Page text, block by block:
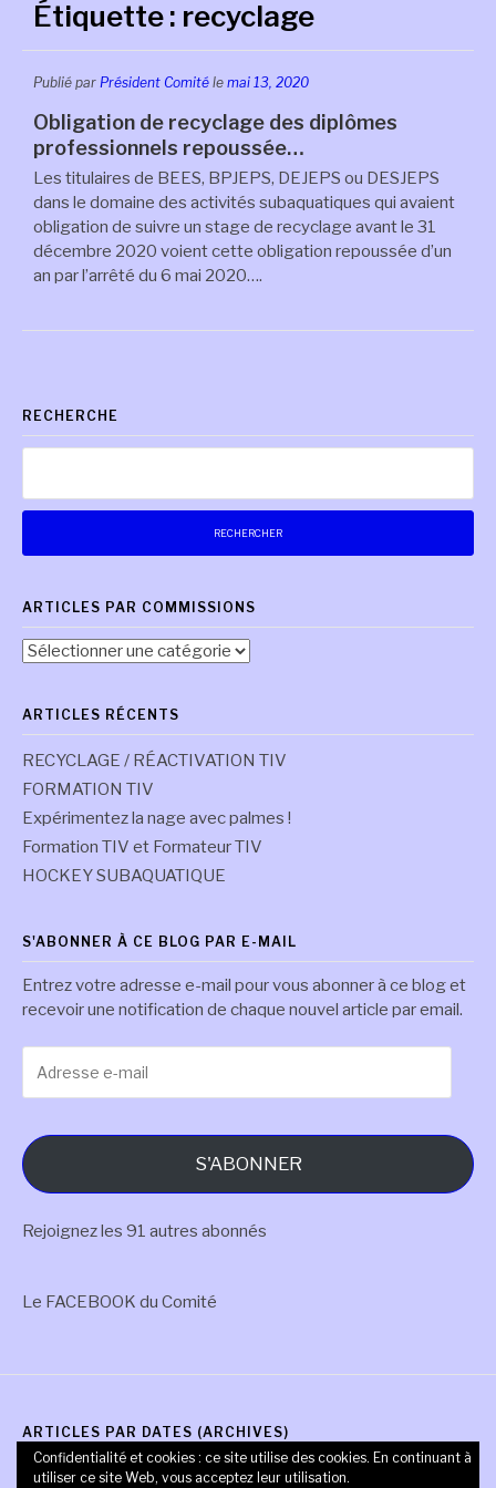
Étiquette : recyclage
Publié par Président Comité le mai 13, 2020
Obligation de recyclage des diplômes
professionnels repoussée…
Les titulaires de BEES, BPJEPS, DEJEPS ou DESJEPS
dans le domaine des activités subaquatiques qui avaient
obligation de suivre un stage de recyclage avant le 31
décembre 2020 voient cette obligation repoussée d’un
an par l’arrêté du 6 mai 2020….
RECHERCHE
ARTICLES PAR COMMISSIONS
Articles
ARTICLES RÉCENTS
RECYCLAGE / RÉACTIVATION TIV
FORMATION TIV
Expérimentez la nage avec palmes !
Formation TIV et Formateur TIV
HOCKEY SUBAQUATIQUE
S'ABONNER À CE BLOG PAR E-MAIL
Entrez votre adresse e-mail pour vous abonner à ce blog et
recevoir une notification de chaque nouvel article par email.
e-
S'ABONNER
Rejoignez les 91 autres abonnés
Le FACEBOOK du Comité
ARTICLES PAR DATES (ARCHIVES)
Articles
Confidentialité et cookies : ce site utilise des cookies. En continuant à
utiliser ce site Web, vous acceptez leur utilisation.